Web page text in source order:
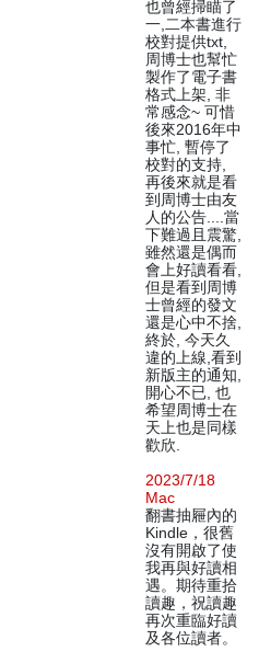
也曾經掃瞄了
一,二本書進行
校對提供txt,
周博士也幫忙
製作了電子書
格式上架, 非
常感念~ 可惜
後來2016年中
事忙, 暫停了
校對的支持,
再後來就是看
到周博士由友
人的公告....當
下難過且震驚,
雖然還是偶而
會上好讀看看,
但是看到周博
士曾經的發文
還是心中不捨,
終於, 今天久
違的上線,看到
新版主的通知,
開心不已, 也
希望周博士在
天上也是同樣
歡欣.
2023/7/18
Mac
翻書抽屜內的
Kindle，很舊
沒有開啟了使
我再與好讀相
遇。期待重拾
讀趣，祝讀趣
再次重臨好讀
及各位讀者。